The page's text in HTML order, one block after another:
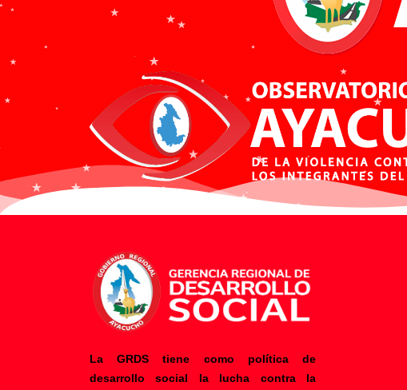
La GRDS tiene como política de
desarrollo social la lucha contra la